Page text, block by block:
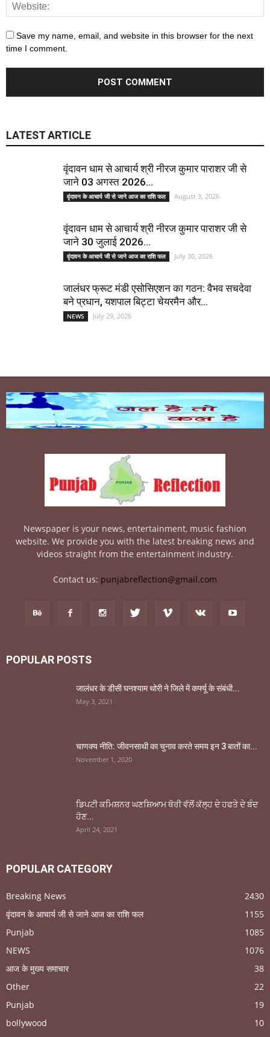
Save my name, email, and website in this browser for the next
time I comment.
LATEST ARTICLE
वृंदावन धाम से आचार्य श्री नीरज कुमार पाराशर जी से
जाने 03 अगस्त 2026...
वृंदावन के आचार्य जी से जाने आज का राशि फल August 3, 2026
वृंदावन धाम से आचार्य श्री नीरज कुमार पाराशर जी से
जाने 30 जुलाई 2026...
वृंदावन के आचार्य जी से जाने आज का राशि फल July 30, 2026
जालंधर फ्रूट मंडी एसोसिएशन का गठन: वैभव सचदेवा
बने प्रधान, यशपाल बिट्टा चेयरमैन और...
NEWS July 29, 2026
Newspaper is your news, entertainment, music fashion
website. We provide you with the latest breaking news and
videos straight from the entertainment industry.
Contact us: punjabreflection@gmail.com
POPULAR POSTS
जालंधर के डीसी घनश्याम थोरी ने जिले में कर्फ्यू के संबंधी...
May 3, 2021
चाणक्य नीति: जीवनसाथी का चुनाव करते समय इन 3 बातों का...
November 1, 2020
ਡਿਪਟੀ ਕਮਿਸ਼ਨਰ ਘਣਸ਼ਿਆਮ ਥੋਰੀ ਵੱਲੋਂ ਕੱਲ੍ਹ ਦੇ ਹਫਤੇ ਦੇ ਬੰਦ
ਹੋਣ...
April 24, 2021
POPULAR CATEGORY
Breaking News
2430
वृंदावन के आचार्य जी से जाने आज का राशि फल
1155
Punjab
1085
NEWS
1076
आज के मुख्य समाचार
38
Other
22
Punjab
19
bollywood
10